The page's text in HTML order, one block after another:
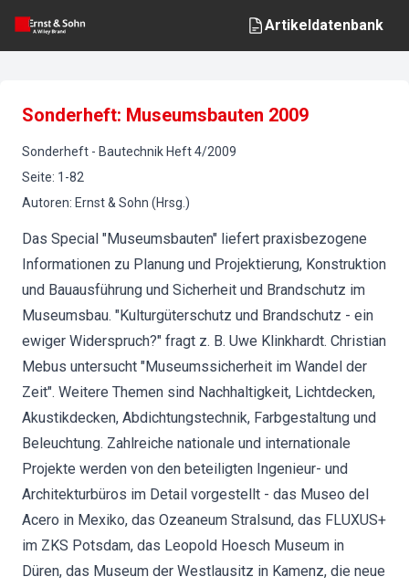
Artikeldatenbank
Sonderheft: Museumsbauten 2009
Sonderheft - Bautechnik Heft4/2009
Seite: 1-82
Autoren: Ernst & Sohn (Hrsg.)
Das Special "Museumsbauten" liefert praxisbezogene
Informationen zu Planung und Projektierung, Konstruktion
und Bauausführung und Sicherheit und Brandschutz im
Museumsbau. "Kulturgüterschutz und Brandschutz - ein
ewiger Widerspruch?" fragt z. B. Uwe Klinkhardt. Christian
Mebus untersucht "Museumssicherheit im Wandel der
Zeit". Weitere Themen sind Nachhaltigkeit, Lichtdecken,
Akustikdecken, Abdichtungstechnik, Farbgestaltung und
Beleuchtung. Zahlreiche nationale und internationale
Projekte werden von den beteiligten Ingenieur- und
Architekturbüros im Detail vorgestellt - das Museo del
Acero in Mexiko, das Ozeaneum Stralsund, das FLUXUS+
im ZKS Potsdam, das Leopold Hoesch Museum in
Düren, das Museum der Westlausitz in Kamenz, die neue